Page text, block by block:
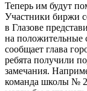
Теперь им будут
Участники биржи
в Глазове
на положительные
сообщает глава
ребята получили
замечания.
команда школы № 2.